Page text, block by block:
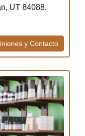
UT 84088,
y Contacto